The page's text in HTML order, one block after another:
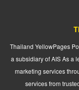
Thailand YellowPages
a subsidiary of AIS As a
marketing services
services from